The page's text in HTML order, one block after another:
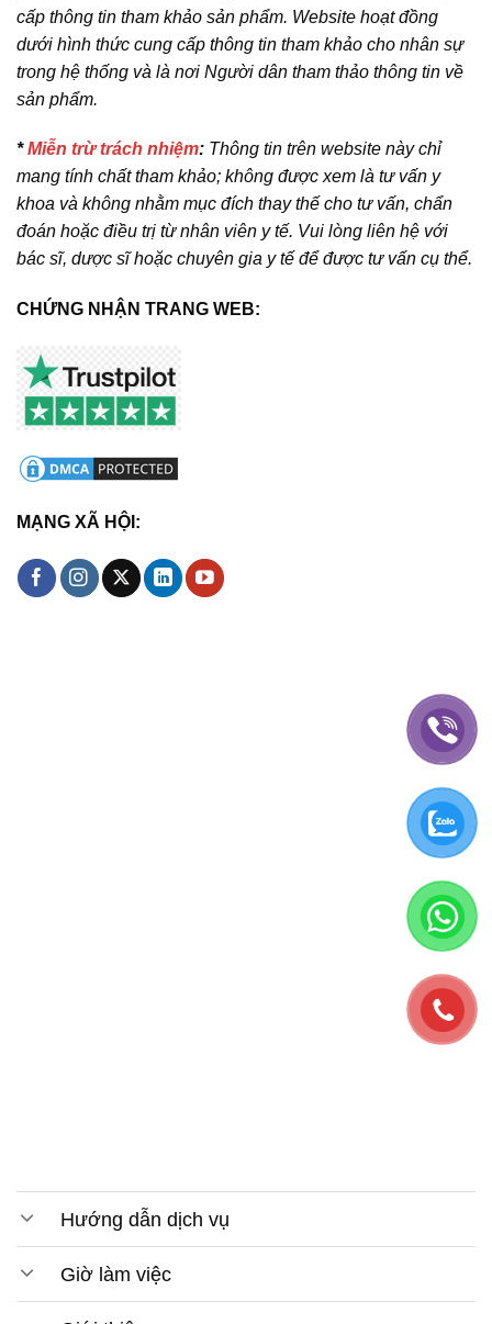
cấp thông tin tham khảo sản phẩm. Website hoạt đồng
dưới hình thức cung cấp thông tin tham khảo cho nhân sự
trong hệ thống và là nơi Người dân tham thảo thông tin về
sản phẩm.
*Miễn trừ trách nhiệm: Thông tin trên website này chỉ
mang tính chất tham khảo; không được xem là tư vấn y
khoa và không nhằm mục đích thay thế cho tư vấn, chẩn
đoán hoặc điều trị từ nhân viên y tế. Vui lòng liên hệ với
bác sĩ, dược sĩ hoặc chuyên gia y tế để được tư vấn cụ thể.
CHỨNG NHẬN TRANG WEB:
MẠNG XÃ HỘI:
Hướng dẫn dịch vụ
Giờ làm việc